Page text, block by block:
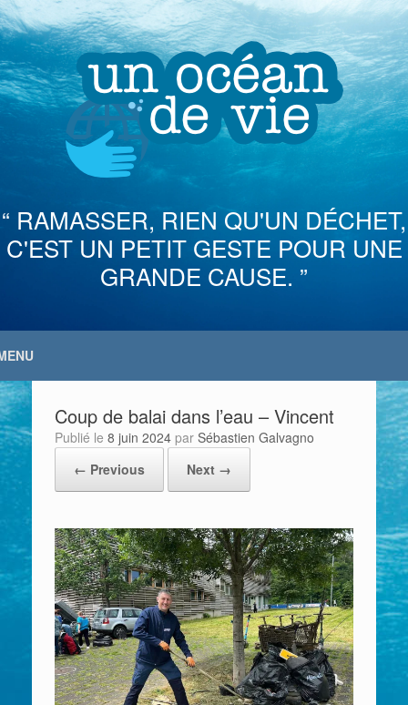
Skip
to
content
“ RAMASSER, RIEN QU'UN DÉCHET,
C'EST UN PETIT GESTE POUR UNE
GRANDE CAUSE. ”
Coup de balai dans l’eau – Vincent
Publié le 8 juin 2024 par Sébastien Galvagno
← Previous
Next →